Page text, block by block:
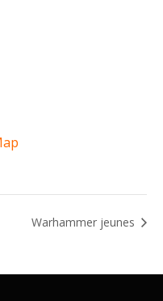
Warhammer jeunes